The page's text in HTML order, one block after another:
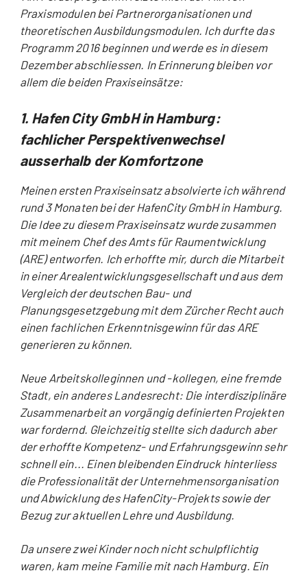
Praxismodulen bei Partnerorganisationen und
theoretischen Ausbildungsmodulen. Ich durfte das
Programm 2016 beginnen und werde es in diesem
Dezember abschliessen. In Erinnerung bleiben vor
allem die beiden Praxiseinsätze:
1. Hafen City GmbH in Hamburg:
fachlicher Perspektivenwechsel
ausserhalb der Komfortzone
Meinen ersten Praxiseinsatz absolvierte ich während
rund 3 Monaten bei der HafenCity GmbH in Hamburg.
Die Idee zu diesem Praxiseinsatz wurde zusammen
mit meinem Chef des Amts für Raumentwicklung
(ARE) entworfen. Ich erhoffte mir, durch die Mitarbeit
in einer Arealentwicklungsgesellschaft und aus dem
Vergleich der deutschen Bau- und
Planungsgesetzgebung mit dem Zürcher Recht auch
einen fachlichen Erkenntnisgewinn für das ARE
generieren zu können.
Neue Arbeitskolleginnen und -kollegen, eine fremde
Stadt, ein anderes Landesrecht: Die interdisziplinäre
Zusammenarbeit an vorgängig definierten Projekten
war fordernd. Gleichzeitig stellte sich dadurch aber
der erhoffte Kompetenz- und Erfahrungsgewinn sehr
schnell ein... Einen bleibenden Eindruck hinterliess
die Professionalität der Unternehmensorganisation
und Abwicklung des HafenCity-Projekts sowie der
Bezug zur aktuellen Lehre und Ausbildung.
Da unsere zwei Kinder noch nicht schulpflichtig
waren, kam meine Familie mit nach Hamburg. Ein